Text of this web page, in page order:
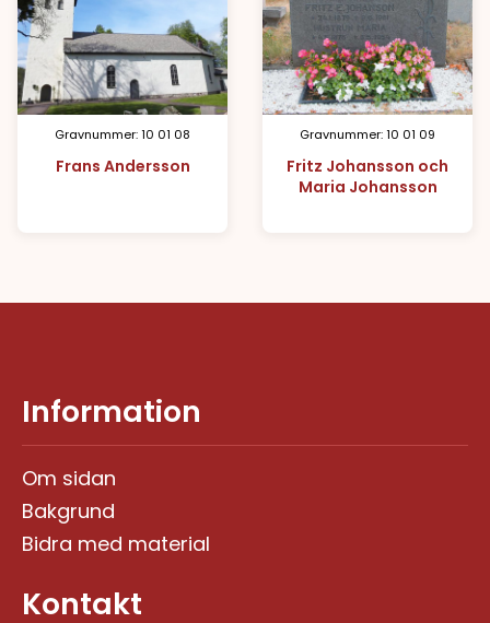
Gravnummer: 10 01 08
Frans Andersson
Gravnummer: 10 01 09
Fritz Johansson och
Maria Johansson
Information
Om sidan
Bakgrund
Bidra med material
Kontakt